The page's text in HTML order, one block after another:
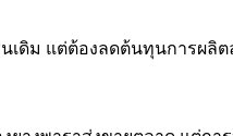
เดิม แต่ต้องลดต้นทุนการผลิ